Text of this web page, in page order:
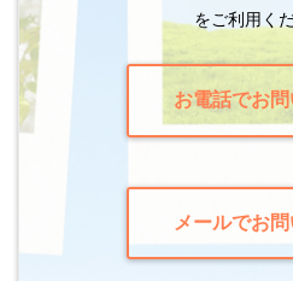
をご利用く
お電話でお
メールでお